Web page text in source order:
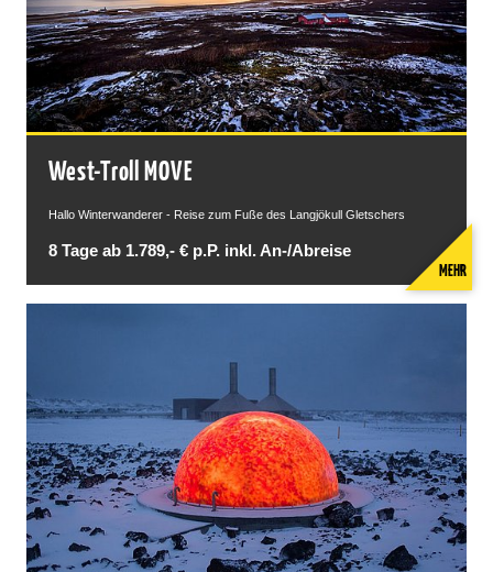
West-Troll MOVE
Hallo Winterwanderer - Reise zum Fuße des Langjökull Gletschers
8 Tage ab 1.789,- € p.P. inkl. An-/Abreise
MEHR